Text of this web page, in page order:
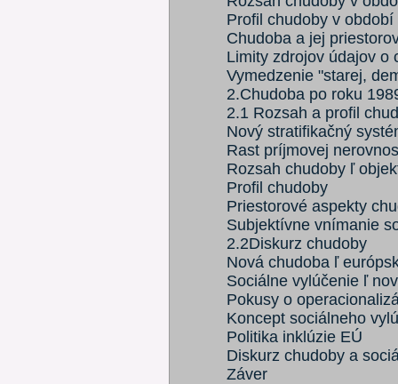
Profil chudoby v
Chudoba a jej
Limity zdrojov údajov o
Vymedzenie "starej,
2.Chudoba po roku
2.1 Rozsah a profil
Nový stratifikačný
Rast príjmovej
Rozsah chudoby ľ
Profil chudoby
Priestorové aspekty
Subjektívne vnímanie
2.2Diskurz chudoby
Nová chudoba ľ
Sociálne vylúčenie ľ
Pokusy o
Koncept sociálneho
Politika inklúzie EÚ
Diskurz chudoby a
Záver